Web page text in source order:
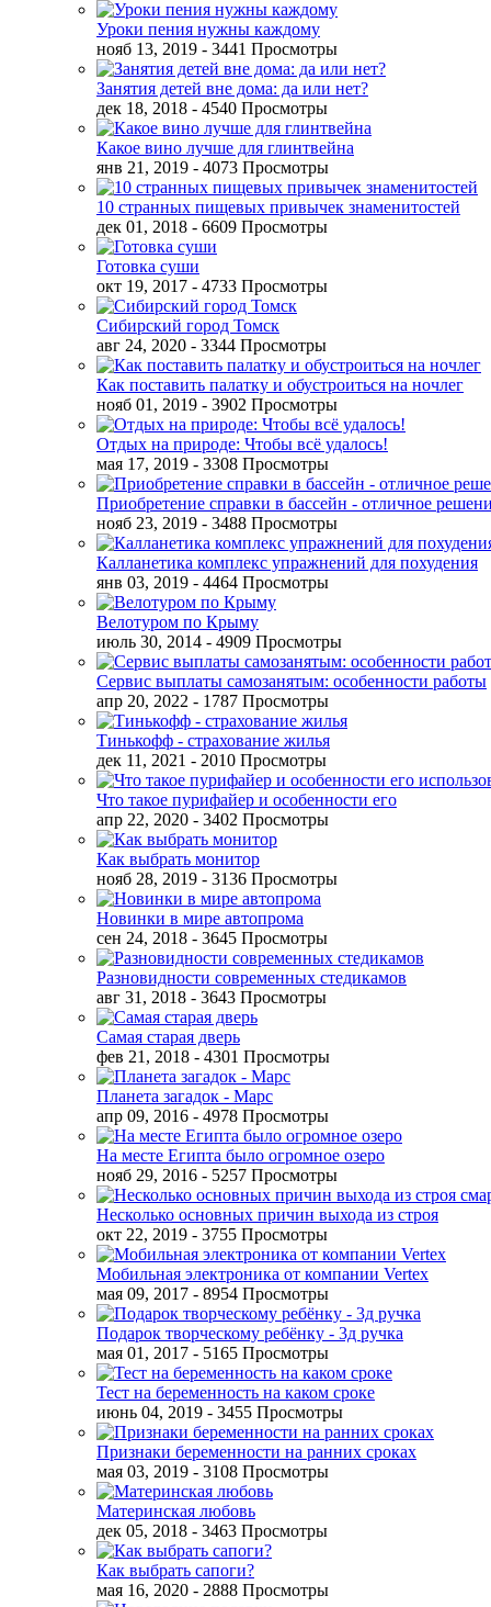
Уроки пения нужны каждому
нояб 13, 2019 - 3441 Просмотры
Занятия детей вне дома: да или нет?
дек 18, 2018 - 4540 Просмотры
Какое вино лучше для глинтвейна
янв 21, 2019 - 4073 Просмотры
10 странных пищевых привычек знаменитостей
дек 01, 2018 - 6609 Просмотры
Готовка суши
окт 19, 2017 - 4733 Просмотры
Сибирский город Томск
авг 24, 2020 - 3344 Просмотры
Как поставить палатку и обустроиться на ночлег
нояб 01, 2019 - 3902 Просмотры
Отдых на природе: Чтобы всё удалось!
мая 17, 2019 - 3308 Просмотры
Приобретение справки в бассейн - отличное
нояб 23, 2019 - 3488 Просмотры
Калланетика комплекс упражнений для похудения
янв 03, 2019 - 4464 Просмотры
Велотуром по Крыму
июль 30, 2014 - 4909 Просмотры
Сервис выплаты самозанятым: особенности работы
апр 20, 2022 - 1787 Просмотры
Тинькофф - страхование жилья
дек 11, 2021 - 2010 Просмотры
Что такое пурифайер и особенности его
апр 22, 2020 - 3402 Просмотры
Как выбрать монитор
нояб 28, 2019 - 3136 Просмотры
Новинки в мире автопрома
сен 24, 2018 - 3645 Просмотры
Разновидности современных стедикамов
авг 31, 2018 - 3643 Просмотры
Самая старая дверь
фев 21, 2018 - 4301 Просмотры
Планета загадок - Марс
апр 09, 2016 - 4978 Просмотры
На месте Египта было огромное озеро
нояб 29, 2016 - 5257 Просмотры
Несколько основных причин выхода из строя
окт 22, 2019 - 3755 Просмотры
Мобильная электроника от компании Vertex
мая 09, 2017 - 8954 Просмотры
Подарок творческому ребёнку - 3д ручка
мая 01, 2017 - 5165 Просмотры
Тест на беременность на каком сроке
июнь 04, 2019 - 3455 Просмотры
Признаки беременности на ранних сроках
мая 03, 2019 - 3108 Просмотры
Материнская любовь
дек 05, 2018 - 3463 Просмотры
Как выбрать сапоги?
мая 16, 2020 - 2888 Просмотры